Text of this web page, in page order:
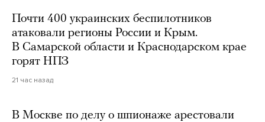
Почти 400 украинских беспилотников
атаковали регионы России и Крым.
В Самарской области и Краснодарском крае
горят НПЗ
21 час назад
В Москве по делу о шпионаже арестовали